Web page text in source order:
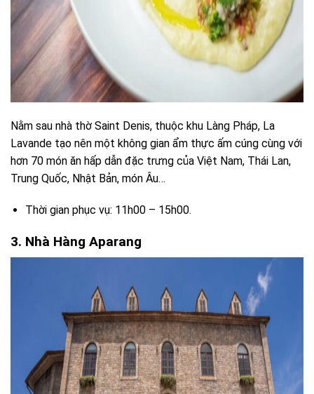
Nằm sau nhà thờ Saint Denis, thuộc khu Làng Pháp, La
Lavande tạo nên một không gian ẩm thực ấm cúng cùng với
hơn 70 món ăn hấp dẫn đặc trưng của Việt Nam, Thái Lan,
Trung Quốc, Nhật Bản, món Âu…
Thời gian phục vụ: 11h00 – 15h00.
3. Nhà Hàng Aparang